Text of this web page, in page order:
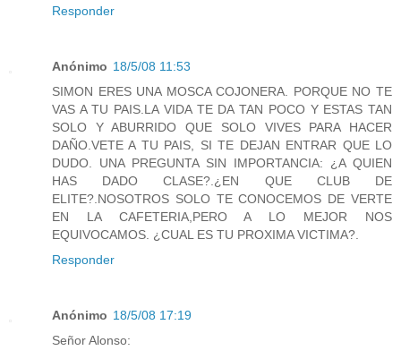
Responder
Anónimo 18/5/08 11:53
SIMON ERES UNA MOSCA COJONERA. PORQUE NO TE
VAS A TU PAIS.LA VIDA TE DA TAN POCO Y ESTAS TAN
SOLO Y ABURRIDO QUE SOLO VIVES PARA HACER
DAÑO.VETE A TU PAIS, SI TE DEJAN ENTRAR QUE LO
DUDO. UNA PREGUNTA SIN IMPORTANCIA: ¿A QUIEN
HAS DADO CLASE?.¿EN QUE CLUB DE
ELITE?.NOSOTROS SOLO TE CONOCEMOS DE VERTE
EN LA CAFETERIA,PERO A LO MEJOR NOS
EQUIVOCAMOS. ¿CUAL ES TU PROXIMA VICTIMA?.
Responder
Anónimo 18/5/08 17:19
Señor Alonso: